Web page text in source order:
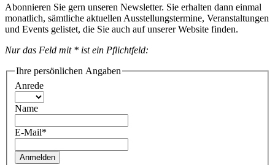
Abonnieren Sie gern unseren Newsletter. Sie erhalten dann einmal
monatlich, sämtliche aktuellen Ausstellungstermine, Veranstaltungen
und Events gelistet, die Sie auch auf unserer Website finden.
Nur das Feld mit * ist ein Pflichtfeld:
Ihre persönlichen Angaben
Anrede
Name
E-Mail*
Anmelden